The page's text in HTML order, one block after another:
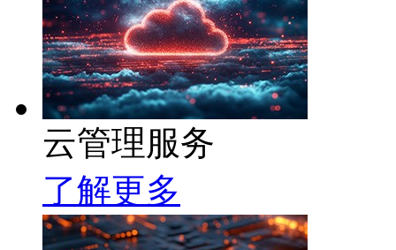
云管理服务
了解更多